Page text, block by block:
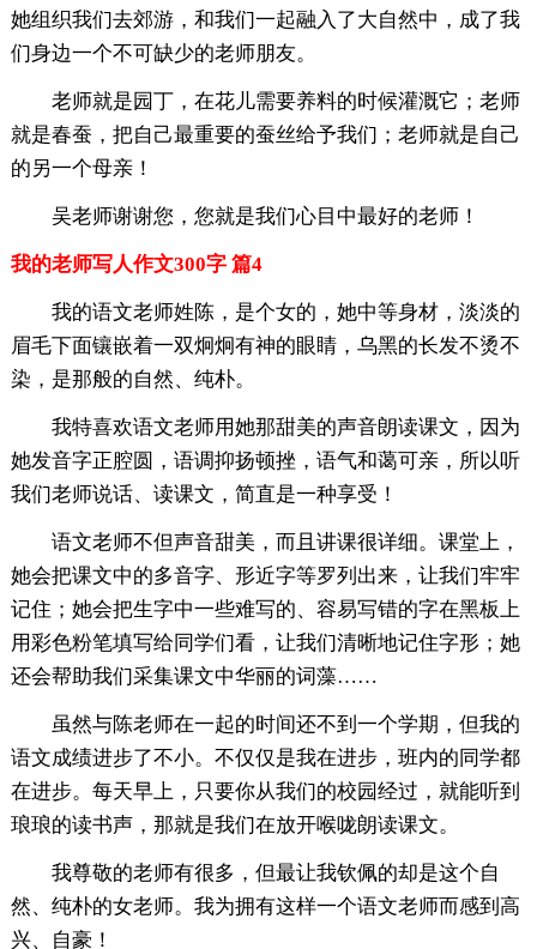
她组织我们去郊游，和我们一起融入了大自然中，成了我
们身边一个不可缺少的老师朋友。
老师就是园丁，在花儿需要养料的时候灌溉它；老师
就是春蚕，把自己最重要的蚕丝给予我们；老师就是自己
的另一个母亲！
吴老师谢谢您，您就是我们心目中最好的老师！
我的老师写人作文300字 篇4
我的语文老师姓陈，是个女的，她中等身材，淡淡的
眉毛下面镶嵌着一双炯炯有神的眼睛，乌黑的长发不烫不
染，是那般的自然、纯朴。
我特喜欢语文老师用她那甜美的声音朗读课文，因为
她发音字正腔圆，语调抑扬顿挫，语气和蔼可亲，所以听
我们老师说话、读课文，简直是一种享受！
语文老师不但声音甜美，而且讲课很详细。课堂上，
她会把课文中的多音字、形近字等罗列出来，让我们牢牢
记住；她会把生字中一些难写的、容易写错的字在黑板上
用彩色粉笔填写给同学们看，让我们清晰地记住字形；她
还会帮助我们采集课文中华丽的词藻……
虽然与陈老师在一起的时间还不到一个学期，但我的
语文成绩进步了不小。不仅仅是我在进步，班内的同学都
在进步。每天早上，只要你从我们的校园经过，就能听到
琅琅的读书声，那就是我们在放开喉咙朗读课文。
我尊敬的老师有很多，但最让我钦佩的却是这个自
然、纯朴的女老师。我为拥有这样一个语文老师而感到高
兴、自豪！